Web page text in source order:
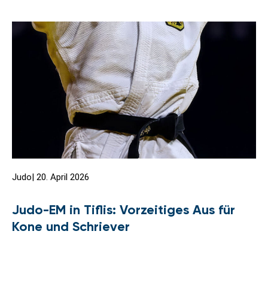
Judo 20. April 2026
Judo-EM in Tiflis: Vorzeitiges Aus für
Kone und Schriever